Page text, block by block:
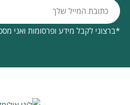
*ברצוני לקבל מידע ופרסומות ואני